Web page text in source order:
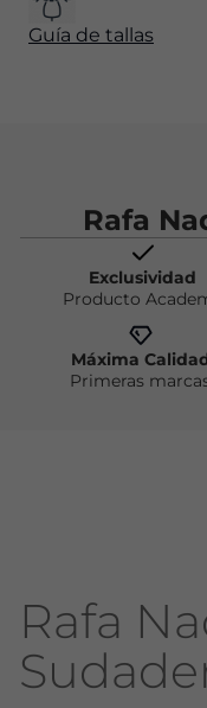
Guía de tallas
Rafa
Exclusividad
Producto
Máxima
Primeras
Rafa